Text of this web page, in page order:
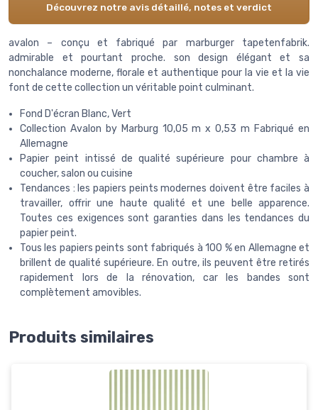
Découvrez notre avis détaillé, notes et verdict
avalon – conçu et fabriqué par marburger tapetenfabrik.
admirable et pourtant proche. son design élégant et sa
nonchalance moderne, florale et authentique pour la vie et la vie
font de cette collection un véritable point culminant.
Fond D'écran Blanc, Vert
Collection Avalon by Marburg 10,05 m x 0,53 m Fabriqué en
Allemagne
Papier peint intissé de qualité supérieure pour chambre à
coucher, salon ou cuisine
Tendances : les papiers peints modernes doivent être faciles à
travailler, offrir une haute qualité et une belle apparence.
Toutes ces exigences sont garanties dans les tendances du
papier peint.
Tous les papiers peints sont fabriqués à 100 % en Allemagne et
brillent de qualité supérieure. En outre, ils peuvent être retirés
rapidement lors de la rénovation, car les bandes sont
complètement amovibles.
Produits similaires